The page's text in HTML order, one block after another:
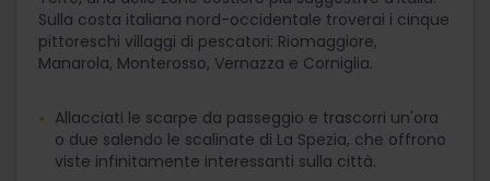
Sulla costa italiana nord-occidentale troverai i cinque
pittoreschi villaggi di pescatori: Riomaggiore,
Manarola, Monterosso, Vernazza e Corniglia.
Allacciati le scarpe da passeggio e trascorri un'ora
o due salendo le scalinate di La Spezia, che offrono
viste infinitamente interessanti sulla città.